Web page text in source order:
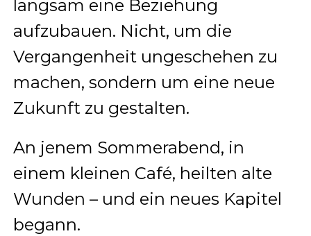
langsam eine Beziehung
aufzubauen. Nicht, um die
Vergangenheit ungeschehen zu
machen, sondern um eine neue
Zukunft zu gestalten.
An jenem Sommerabend, in
einem kleinen Café, heilten alte
Wunden – und ein neues Kapitel
begann.